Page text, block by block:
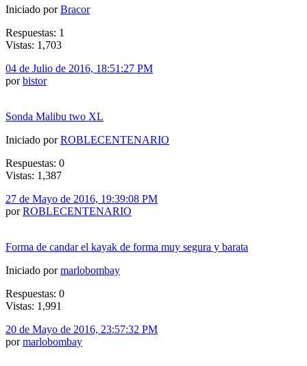
Iniciado porBracor
Respuestas: 1
Vistas: 1,703
04 de Julio de 2016, 18:51:27 PM
porbistor
Sonda Malibu two XL
Iniciado porROBLECENTENARIO
Respuestas: 0
Vistas: 1,387
27 de Mayo de 2016, 19:39:08 PM
porROBLECENTENARIO
Forma de candar el kayak de forma muy segura y barata
Iniciado pormarlobombay
Respuestas: 0
Vistas: 1,991
20 de Mayo de 2016, 23:57:32 PM
pormarlobombay